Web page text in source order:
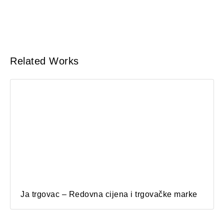
Related Works
Ja trgovac – Redovna cijena i trgovačke marke